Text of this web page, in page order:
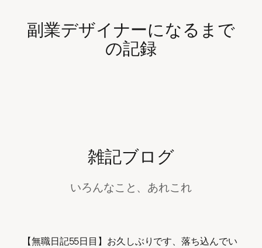
副業デザイナーになるまで
の記録
雑記ブログ
いろんなこと、あれこれ
【無職日記55日目】お久しぶりです、落ち込んでい